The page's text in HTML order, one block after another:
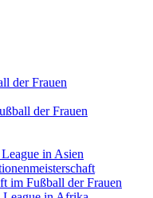
der Frauen
der Frauen
in Asien
im Fußball der Frauen